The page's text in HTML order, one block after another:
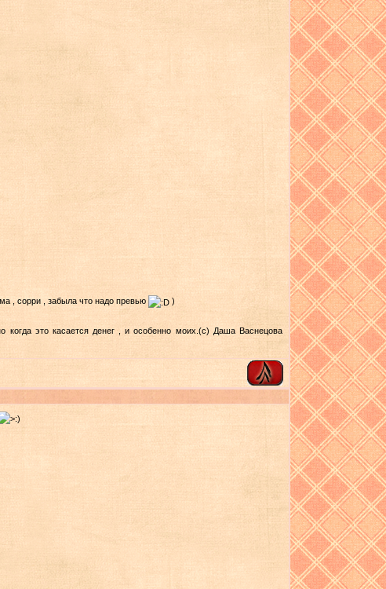
, сорри , забыла что надо превью )
когда это касается денег , и особенно моих.(с) Даша Васнецова